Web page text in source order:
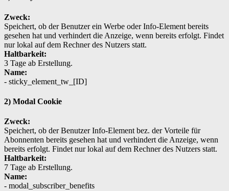
Zweck:
Speichert, ob der Benutzer ein Werbe oder Info-Element bereits
gesehen hat und verhindert die Anzeige, wenn bereits erfolgt. Findet
nur lokal auf dem Rechner des Nutzers statt.
Haltbarkeit:
3 Tage ab Erstellung.
Name:
- sticky_element_tw_[ID]
2) Modal Cookie
Zweck:
Speichert, ob der Benutzer Info-Element bez. der Vorteile für
Abonnenten bereits gesehen hat und verhindert die Anzeige, wenn
bereits erfolgt. Findet nur lokal auf dem Rechner des Nutzers statt.
Haltbarkeit:
7 Tage ab Erstellung.
Name:
- modal_subscriber_benefits